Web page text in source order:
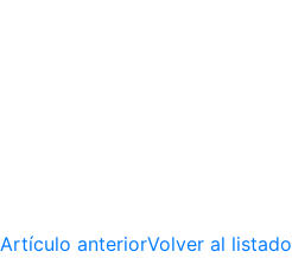
Artículo anteriorVolver al listado